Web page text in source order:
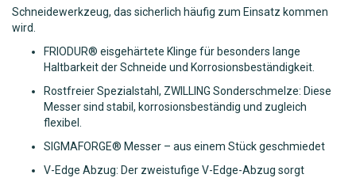
Schneidewerkzeug, das sicherlich häufig zum Einsatz kommen
wird.
FRIODUR® eisgehärtete Klinge für besonders lange
Haltbarkeit der Schneide und Korrosionsbeständigkeit.
Rostfreier Spezialstahl, ZWILLING Sonderschmelze: Diese
Messer sind stabil, korrosionsbeständig und zugleich
flexibel.
SIGMAFORGE® Messer – aus einem Stück geschmiedet
V-Edge Abzug: Der zweistufige V-Edge-Abzug sorgt